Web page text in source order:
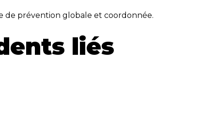
de prévention globale et coordonnée.
liés